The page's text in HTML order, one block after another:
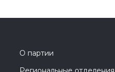
О партии